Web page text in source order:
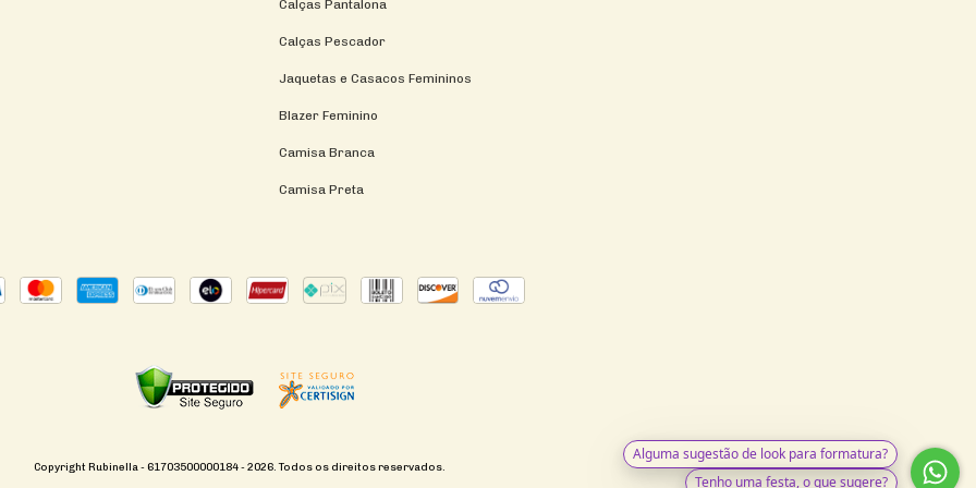
Calças Pantalona
Calças Pescador
Jaquetas e Casacos Femininos
Blazer Feminino
Camisa Branca
Camisa Preta
Copyright Rubinella - 61703500000184 - 2026. Todos os direitos reservados.